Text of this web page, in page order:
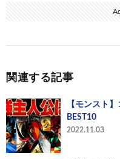
関連する記事
【モンスト
BEST10
2022.11.03